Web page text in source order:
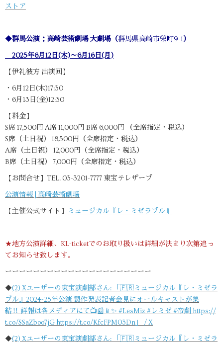
ストア
◆群馬公演：高崎芸術劇場 大劇場（群馬県高崎市栄町9-1）
2025年6月12日(木)～6月16日(月)
【伊礼彼方 出演回】
・6月12日(木)17:30
・6月13日(金)12:30
【料金】
S席 17,500円 A席 11,000円 B席 6,000円 （全席指定・税込）
S席（土日祝） 18,500円（全席指定・税込）
A席（土日祝） 12,000円（全席指定・税込）
B席（土日祝） 7,000円（全席指定・税込）
【お問合せ】TEL. 03-3201-7777 東宝テレザーブ
公演情報 | 高崎芸術劇場
【主催公式サイト】 ミュージカル『レ・ミゼラブル』
★地方公演詳細、KL-ticketでのお取り扱いは詳細が決まり次第追っ
てお知らせ致します。
ーーーーーーーーーーーーーーーーーーーーー
◆(2) Xユーザーの東宝演劇部さん: 「🇫🇷ミュージカル『レ・ミゼラ
ブル』2024-25年公演 製作発表記者会見にオールキャストが集
結‼️ 詳報は各メディアにて📺📰📱✨ #LesMiz #レミゼ #帝劇 https://
t.co/SSaZboo7jG https://t.co/KfcFPM03Dn」 / X
◆(2) Xユーザーの東宝演劇部さん: 「🇫🇷ミュージカル『レ・ミゼラ